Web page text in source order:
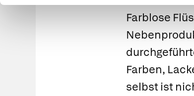
Farblose
Farben,
selbst ist